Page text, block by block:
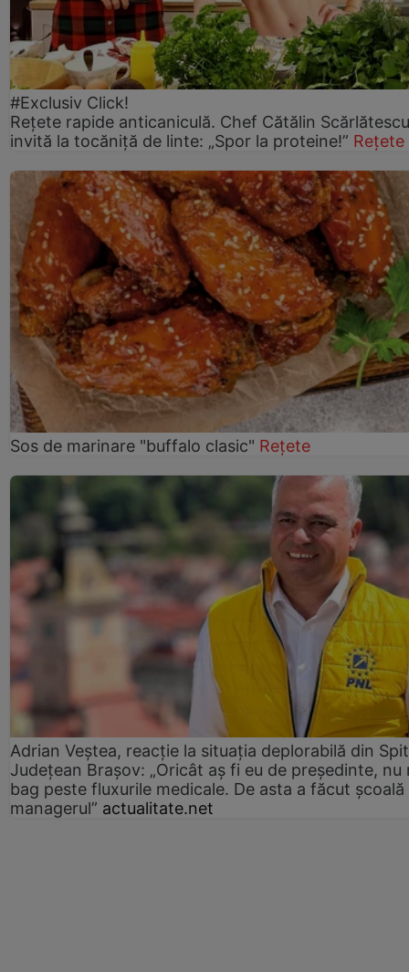
#Exclusiv Click!
Rețete rapide anticaniculă. Chef Cătălin
invită la tocăniță de linte: „Spor la proteine!” Rețete
Sos de marinare "buffalo clasic" Rețete
Adrian Veștea, reacție la situația deplorabilă din
Județean Brașov: „Oricât aș fi eu de președinte, nu
bag peste fluxurile medicale. De asta a făcut școală
managerul” actualitate.net